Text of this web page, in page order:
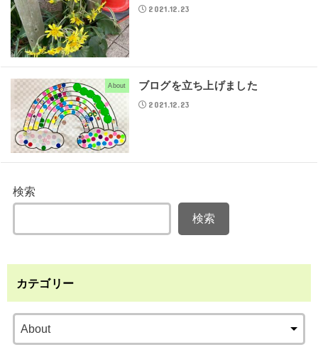
2021.12.23
About ブログを立ち上げました
2021.12.23
検索
検索
カテゴリー